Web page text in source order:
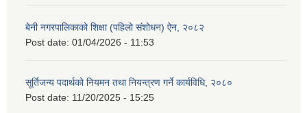
बेनी नगरपालिकाको शिक्षा (पहिलो संशोधन) ऐन, २०८२
Post date: 01/04/2026 - 11:53
सूर्तिजन्य पदार्थको नियमन तथा नियन्त्रण गर्ने कार्यविधि, २०८०
Post date: 11/20/2025 - 15:25